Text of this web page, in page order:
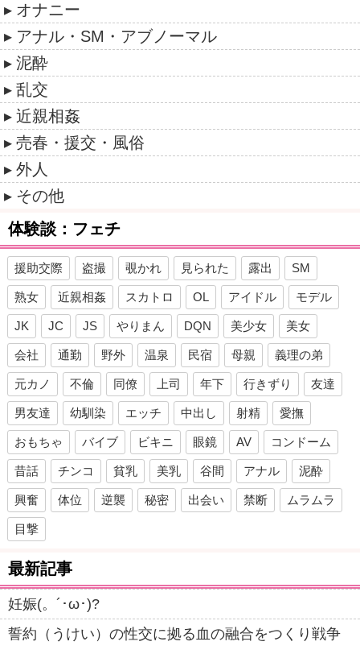
オナニー
アナル・SM・アブノーマル
泥酔
乱交
近親相姦
売春・援交・風俗
外人
その他
体験談：フェチ
援助交際 盗撮 覗かれ 見られた 露出 SM
熟女 近親相姦 スカトロ OL アイドル モデル
JK JC JS やりまん DQN 美少女 美女
会社 通勤 野外 温泉 民宿 母親 義理の弟
元カノ 不倫 同僚 上司 年下 行きずり 友達
男友達 幼馴染 エッチ 中出し 射精 愛撫
おもちゃ バイブ ビキニ 眼鏡 AV コンドーム
昔話 チンコ 貧乳 美乳 谷間 アナル 泥酔
興奮 体位 逆襲 秘密 出会い 禁断 ムラムラ
目撃
最新記事
妊娠(。´･ω･)?
誓約（うけい）の性交に拠る血の融合をつくり戦争